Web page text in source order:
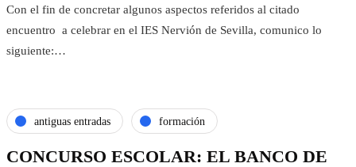
Con el fin de concretar algunos aspectos referidos al citado
encuentro a celebrar en el IES Nervión de Sevilla, comunico lo
siguiente:…
antiguas entradas formación
CONCURSO ESCOLAR: EL BANCO DE